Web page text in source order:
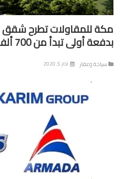
للمقاولات تطرح شقق
أولى تبدأ من 700 ألف ليرة
وعقار آذار 5, 2020